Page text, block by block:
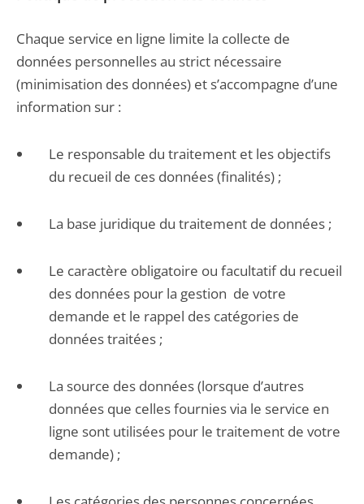
Chaque service en ligne limite la collecte de
données personnelles au strict nécessaire
(minimisation des données) et s’accompagne d’une
information sur :
Le responsable du traitement et les objectifs
du recueil de ces données (finalités) ;
La base juridique du traitement de données ;
Le caractère obligatoire ou facultatif du recueil
des données pour la gestion de votre
demande et le rappel des catégories de
données traitées ;
La source des données (lorsque d’autres
données que celles fournies via le service en
ligne sont utilisées pour le traitement de votre
demande) ;